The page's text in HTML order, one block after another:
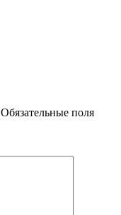
Обязательные поля